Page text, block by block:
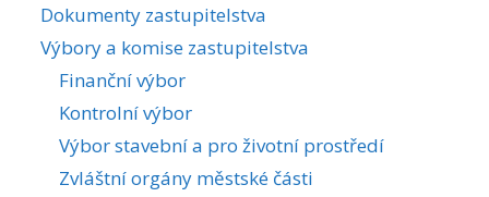
Dokumenty zastupitelstva
Výbory a komise zastupitelstva
Finanční výbor
Kontrolní výbor
Výbor stavební a pro životní prostředí
Zvláštní orgány městské části